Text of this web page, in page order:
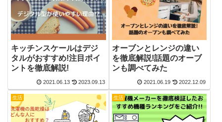
キッチンスケールはデジ
タルがおすすめ!注目ポイ
ントを徹底解説!
2021.06.13 2023.09.13
オーブンとレンジの違い
を徹底解説!話題のオーブ
ンも調べてみた
2021.06.19 2022.12.09
生活 生活